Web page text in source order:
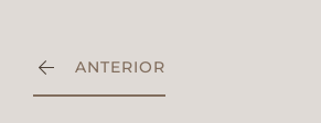
ANTERIOR